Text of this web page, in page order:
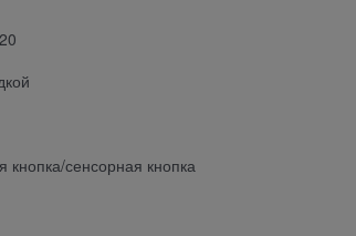
сенсорная кнопка